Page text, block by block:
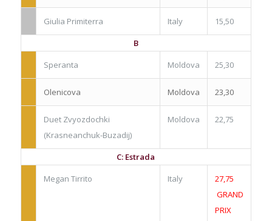
Giulia Primiterra Italy
15,50
B
Speranta
Moldova 25,30
Olenicova Moldova 23,30
Duet Zvyozdochki
(Krasneanchuk-Buzadij)
Moldova 22,75
C: Estrada
Megan Tirrito
Italy
27,75
GRAND
PRIX